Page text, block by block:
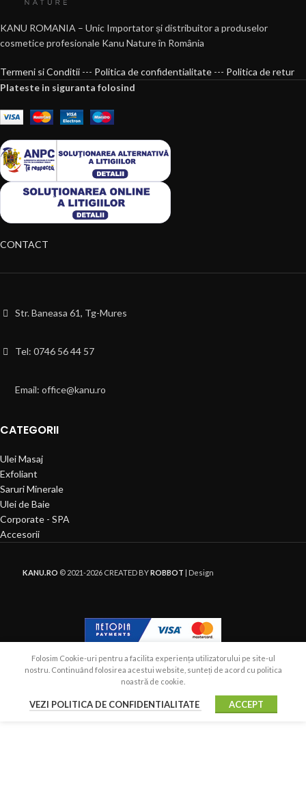
KANU ROMANIA – Unic Importator și distribuitor a produselor
cosmetice profesionale Kanu Nature în România
Termeni si Conditii --- Politica de confidentialitate --- Politica de retur
Plateste in siguranta folosind
CONTACT
Str. Baneasa 61, Tg-Mures
Tel: 0746 56 44 57
Email: office@kanu.ro
CATEGORII
Ulei Masaj
Exfoliant
Saruri Minerale
Ulei de Baie
Corporate - SPA
Accesorii
KANU.RO © 2021-2026 CREATED BYROBBOT | Design
Folosim Cookie-uri pentru a facilita experiența utilizatorului pe site-ul
nostru. Continuând folosirea acestui website, sunteți de acord cu politica
noastră de cookie.
VEZI POLITICA DE CONFIDENTIALITATE ACCEPT